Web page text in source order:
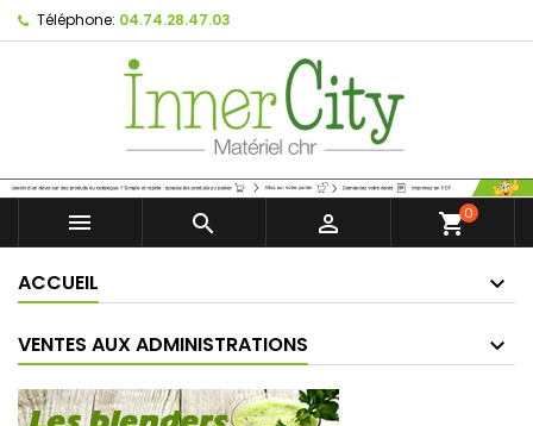
Téléphone: 04.74.28.47.03
   shopping_cart0
ACCUEIL
VENTES AUX ADMINISTRATIONS